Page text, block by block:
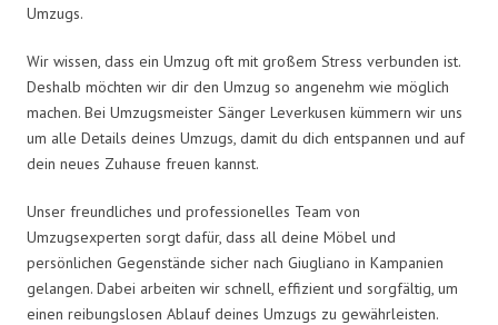
Umzugs.
Wir wissen, dass ein Umzug oft mit großem Stress verbunden ist.
Deshalb möchten wir dir den Umzug so angenehm wie möglich
machen. Bei Umzugsmeister Sänger Leverkusen kümmern wir uns
um alle Details deines Umzugs, damit du dich entspannen und auf
dein neues Zuhause freuen kannst.
Unser freundliches und professionelles Team von
Umzugsexperten sorgt dafür, dass all deine Möbel und
persönlichen Gegenstände sicher nach Giugliano in Kampanien
gelangen. Dabei arbeiten wir schnell, effizient und sorgfältig, um
einen reibungslosen Ablauf deines Umzugs zu gewährleisten.